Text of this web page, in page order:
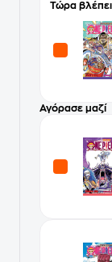
Τώρα
Αγόρασε μαζί